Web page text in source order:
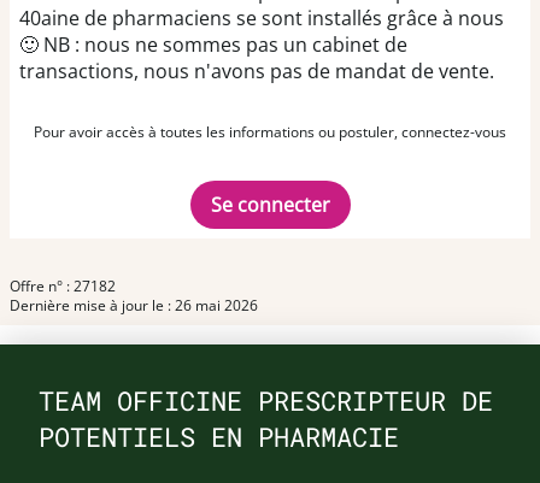
40aine de pharmaciens se sont installés grâce à nous
🙂 NB : nous ne sommes pas un cabinet de
transactions, nous n'avons pas de mandat de vente.
Pour avoir accès à toutes les informations ou postuler, connectez-vous
Se connecter
Offre n° : 27182
Dernière mise à jour le : 26 mai 2026
TEAM OFFICINE PRESCRIPTEUR DE
POTENTIELS EN PHARMACIE